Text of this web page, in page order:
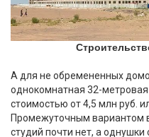
А для не обремененных
однокомнатная 32-
стоимостью от 4,5 млн руб.
Промежуточным вариантом
студий почти нет, а